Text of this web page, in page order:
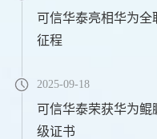
可信华泰亮相华为全
征程
2025-09-18
可信华泰荣获华为
级证书